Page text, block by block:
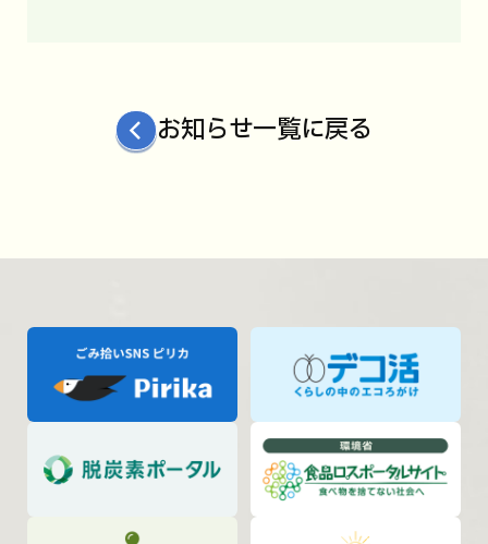
お知らせ一覧に戻る